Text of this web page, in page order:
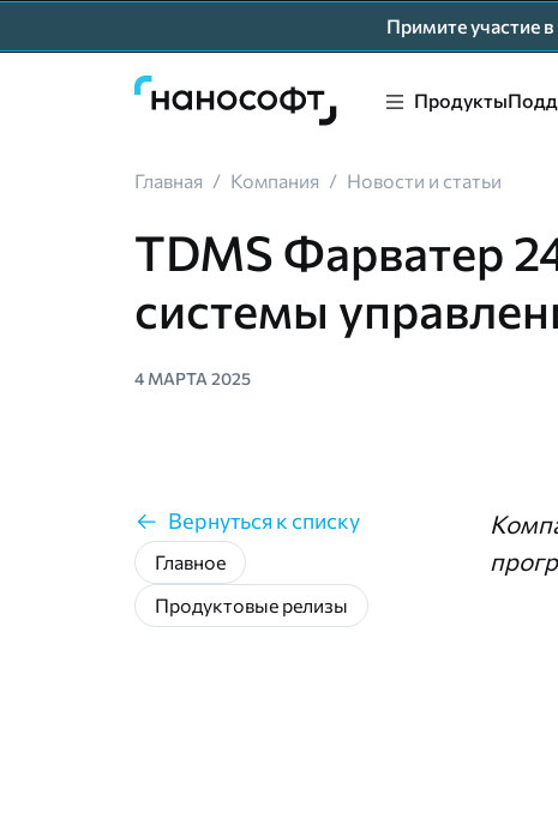
Примите
Продукты
Главная / Компания / Новости и статьи
TDMS Фарватер
системы
4 МАРТА 2025
Вернуться к списку
Главное
Продуктовые релизы